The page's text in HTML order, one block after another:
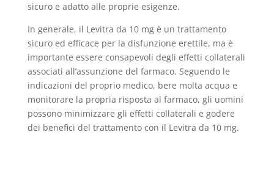
sicuro e adatto alle proprie esigenze.
In generale, il Levitra da 10 mg è un trattamento
sicuro ed efficace per la disfunzione erettile, ma è
importante essere consapevoli degli effetti collaterali
associati all’assunzione del farmaco. Seguendo le
indicazioni del proprio medico, bere molta acqua e
monitorare la propria risposta al farmaco, gli uomini
possono minimizzare gli effetti collaterali e godere
dei benefici del trattamento con il Levitra da 10 mg.